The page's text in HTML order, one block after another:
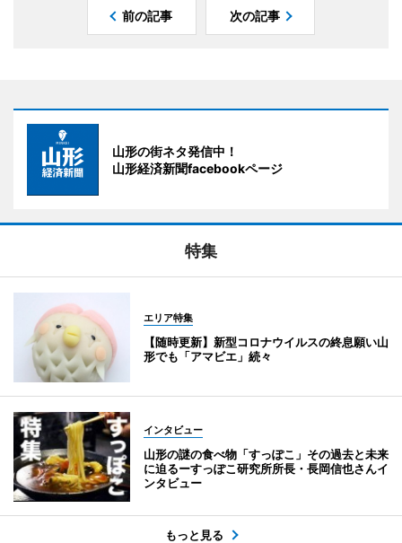
前の記事 次の記事
山形の街ネタ発信中！
山形経済新聞facebookページ
特集
エリア特集
【随時更新】新型コロナウイルスの終息願い山
形でも「アマビエ」続々
インタビュー
山形の謎の食べ物「すっぽこ」その過去と未来
に迫るーすっぽこ研究所所長・長岡信也さんイ
ンタビュー
もっと見る